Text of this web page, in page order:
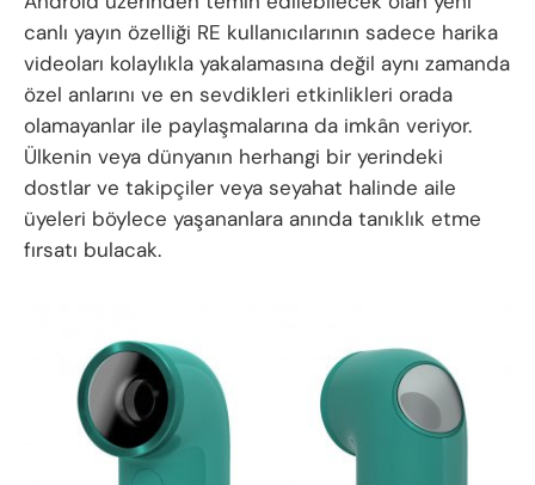
canlı yayın özelliği RE kullanıcılarının sadece harika
videoları kolaylıkla yakalamasına değil aynı zamanda
özel anlarını ve en sevdikleri etkinlikleri orada
olamayanlar ile paylaşmalarına da imkân veriyor.
Ülkenin veya dünyanın herhangi bir yerindeki
dostlar ve takipçiler veya seyahat halinde aile
üyeleri böylece yaşananlara anında tanıklık etme
fırsatı bulacak.